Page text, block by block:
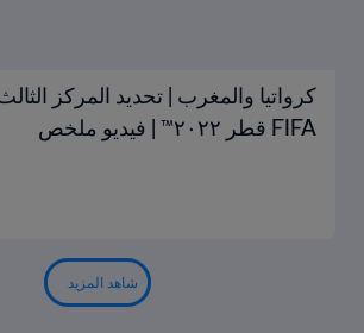
كرواتيا والمغرب | تحديد المركز
FIFA قطر ٢٠٢٢™ | فيديو ملخص
شاهد المزيد